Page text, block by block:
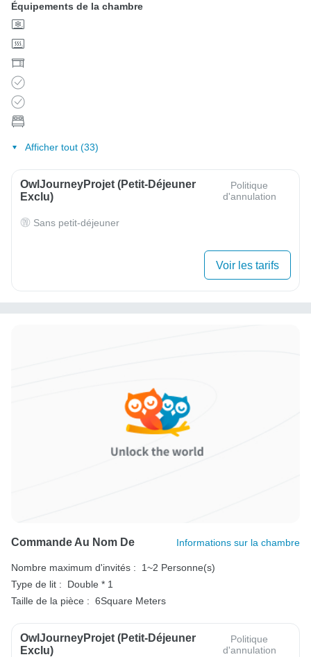
Équipements de la chambre
Afficher tout (33)
OwlJourneyProjet (petit-Déjeuner
Exclu)
Politique
d'annulation
Sans petit-déjeuner
Voir les tarifs
Commande Au Nom De Informations sur la chambre
Nombre maximum d'invités :
1~2 Personne(s)
Type de lit :
Double * 1
Taille de la pièce : 6Square Meters
OwlJourneyProjet (petit-Déjeuner
Exclu)
Politique
d'annulation